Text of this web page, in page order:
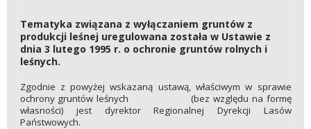
Tematyka związana z wyłączaniem gruntów z
produkcji leśnej uregulowana została w Ustawie z
dnia 3 lutego 1995 r. o ochronie gruntów rolnych i
leśnych.
Zgodnie z powyżej wskazaną ustawą, właściwym w sprawie
ochrony gruntów leśnych (bez względu na formę
własności) jest dyrektor Regionalnej Dyrekcji Lasów
Państwowych.